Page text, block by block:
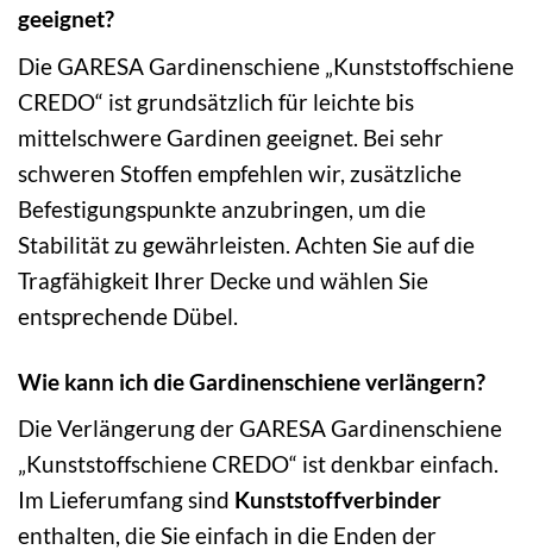
geeignet?
Die GARESA Gardinenschiene „Kunststoffschiene
CREDO“ ist grundsätzlich für leichte bis
mittelschwere Gardinen geeignet. Bei sehr
schweren Stoffen empfehlen wir, zusätzliche
Befestigungspunkte anzubringen, um die
Stabilität zu gewährleisten. Achten Sie auf die
Tragfähigkeit Ihrer Decke und wählen Sie
entsprechende Dübel.
Wie kann ich die Gardinenschiene verlängern?
Die Verlängerung der GARESA Gardinenschiene
„Kunststoffschiene CREDO“ ist denkbar einfach.
Im Lieferumfang sind Kunststoffverbinder
enthalten, die Sie einfach in die Enden der